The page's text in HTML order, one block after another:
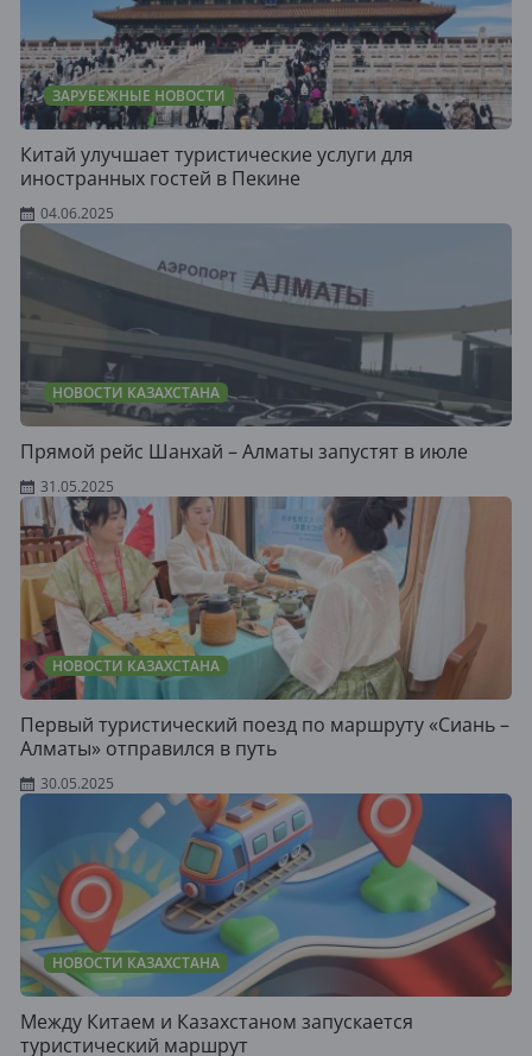
ЗАРУБЕЖНЫЕ НОВОСТИ
Китай улучшает туристические услуги для
иностранных гостей в Пекине
04.06.2025
НОВОСТИ КАЗАХСТАНА
Прямой рейс Шанхай – Алматы запустят в июле
31.05.2025
НОВОСТИ КАЗАХСТАНА
Первый туристический поезд по маршруту «Сиань –
Алматы» отправился в путь
30.05.2025
НОВОСТИ КАЗАХСТАНА
Между Китаем и Казахстаном запускается
туристический маршрут